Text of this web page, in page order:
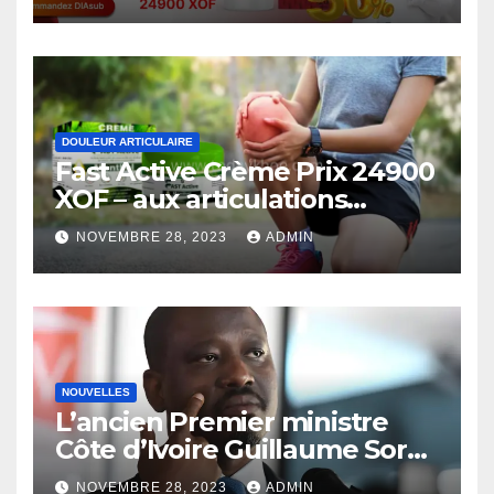
DOULEUR ARTICULAIRE
Fast Active Crème Prix 24900
XOF – aux articulations
Douleur Soulagement (Côte
d’Ivoire)
NOVEMBRE 28, 2023 ADMIN
NOUVELLES
L’ancien Premier ministre
Côte d’Ivoire Guillaume Soro
autorisé à revenir
NOVEMBRE 28, 2023 ADMIN